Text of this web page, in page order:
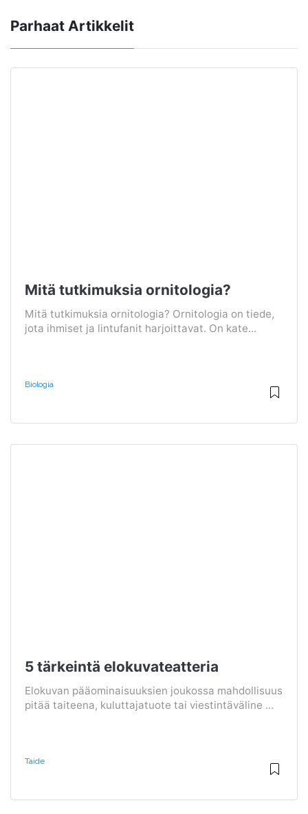
Parhaat Artikkelit
Mitä tutkimuksia ornitologia?
Mitä tutkimuksia ornitologia? Ornitologia on tiede,
jota ihmiset ja lintufanit harjoittavat. On kate...
Biologia
5 tärkeintä elokuvateatteria
Elokuvan pääominaisuuksien joukossa mahdollisuus
pitää taiteena, kuluttajatuote tai viestintäväline ...
Taide